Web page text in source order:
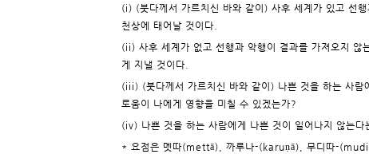
(i) (붓다께서 가르치신 바와 같이) 사후 세계가 있고 선
천상에 태어날 것이다.
(ii) 사후 세계가 없고 선행과 악행이 결과를 가져오지 않
게 지낼 것이다.
(iii) (붓다께서 가르치신 바와 같이) 나쁜 것을 하는 사람
로움이 나에게 영향을 미칠 수 있겠는가?
(iv) 나쁜 것을 하는 사람에게 나쁜 것이 일어나지 않는
* 요점은 멧따(mettā), 까루나-(karuṇā), 무디따-